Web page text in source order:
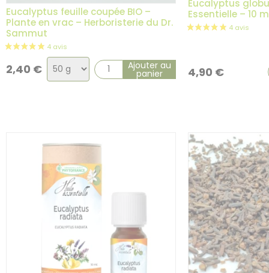
Eucalyptus feuille coupée BIO –
Plante en vrac – Herboristerie du Dr.
Sammut
2,40 €
Choix
de
Ajouter au
panier
Eucalyptus
Essentielle – 10
4,90 €